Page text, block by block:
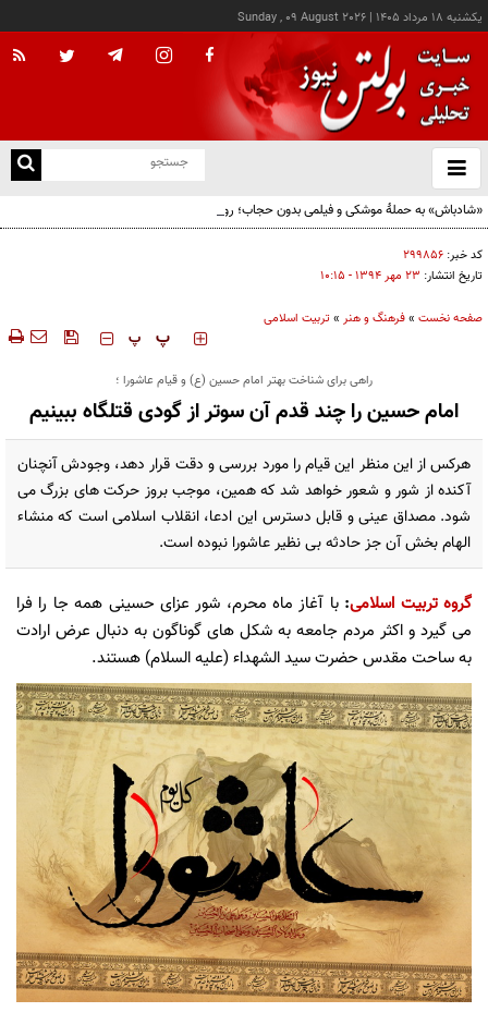
يکشنبه ۱۸ مرداد ۱۴۰۵ |
Sunday , 09 August 2026
باز
و
«شادباش» به حملۀ موشکی و فیلمی بدون حجاب؛ روایت تناقض‌های محسن قرایی
کد خبر: ۲۹۹۸۵۶
تاریخ انتشار: ۲۳ مهر ۱۳۹۴ - ۱۰:۱۵
صفحه نخست »فرهنگ و هنر »تربیت اسلامی
‍‍‍ پ پ
راهی برای شناخت بهتر امام حسین (ع) و قیام عاشورا ؛
امام حسین را چند قدم آن سوتر از گودی قتلگاه ببینیم
هرکس از این منظر این قیام را مورد بررسی و دقت قرار دهد، وجودش آنچنان
آکنده از شور و شعور خواهد شد که همین، موجب بروز حرکت های بزرگ می
شود. مصداق عینی و قابل دسترس این ادعا، انقلاب اسلامی است که منشاء
الهام بخش آن جز حادثه بی نظیر عاشورا نبوده است.
گروه تربیت اسلامی:با آغاز ماه محرم، شور عزای حسینی همه جا را فرا
می گیرد و اکثر مردم جامعه به شکل های گوناگون به دنبال عرض ارادت
به ساحت مقدس حضرت سید الشهداء (علیه السلام) هستند.